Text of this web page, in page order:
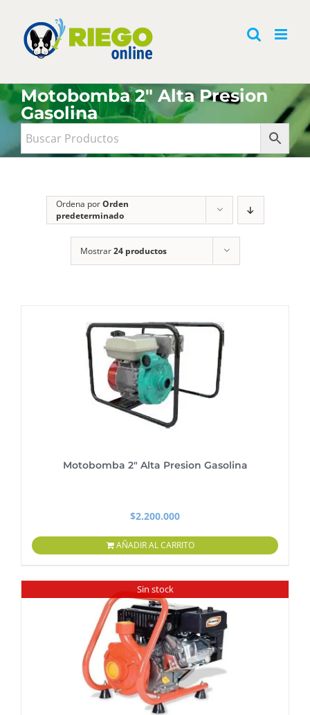
contenido
Motobomba 2" Alta Presion
Gasolina
Ordena porOrden
predeterminado
Mostrar24 productos
Motobomba 2″ Alta Presion Gasolina
$2.200.000
AÑADIR AL CARRITO
Sin stock